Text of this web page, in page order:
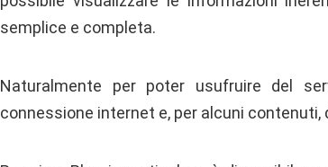
semplice e completa.
Naturalmente per poter usufruire del
connessione internet e, per alcuni contenuti,